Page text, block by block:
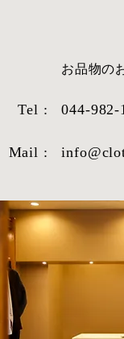
お品物の
Tel : 044-982-
Mail :